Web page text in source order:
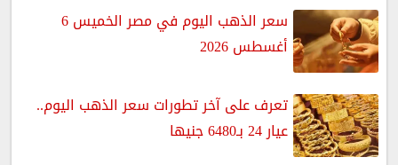
سعر الذهب اليوم في مصر الخميس 6
أغسطس 2026
تعرف على آخر تطورات سعر الذهب اليوم..
عيار 24 بـ6480 جنيها